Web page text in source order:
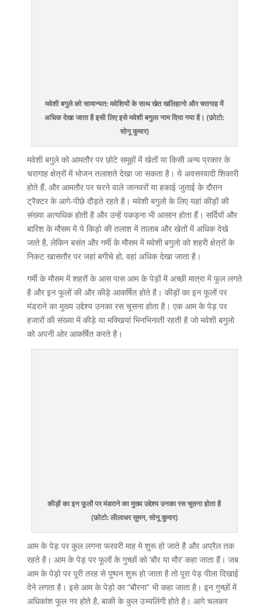
मवेशी बगुले को सामान्यत: मवेशियों के साथ खेत खलिहानो और चरागाह में
अधिक देखा जाता है इसी लिए इसे मवेशी बगुला नाम दिया गया है। (फ़ोटो:
सोनू कुमार)
मवेशी बगुले को आमतौर पर छोटे समूहों में खेतों या किसी अन्य प्रकार के
चरागाह क्षेत्रों में भोजन तलाशते देखा जा सकता है। ये अवसरवादी शिकारी
होते हैं, और आमतौर पर चरने वाले जानवरों या हकाई जुताई के दौरान
ट्रैक्टर के आगे-पीछे दौड़ते रहते है। मवेशी बगुलो के लिए यहां कीड़ों की
संख्या अत्यधिक होती है और उन्हें पकड़ना भी आसान होता हैं। सर्दियों और
बारिश के मौसम में ये किड़ो की तलाश में तालाब और खेतों में अधिक देखे
जाते है, लेकिन बसंत और गर्मी के मौसम में मवेशी बगुलो को शहरी क्षेत्रों के
निकट खासतौर पर जहां बगीचे हो, वहां अधिक देखा जाता है।
गर्मी के मौसम में शहरों के आस पास आम के पेड़ों में अच्छी मात्रा में फूल लगते
है और इन फूलों की और कीड़े आकर्षित होते है। कीड़ों का इन फूलों पर
मंडराने का मुख्य उद्देश्य उनका रस चूसना होता है। एक आम के पेड़ पर
हजारों की संख्या में कीड़े या मक्खियां भिनभिनाती रहती है जो मवेशी बगुलो
को अपनी ओर आकर्षित करते है।
कीड़ों का इन फूलों पर मंडराने का मुख्य उद्देश्य उनका रस चूसना होता है
(फ़ोटो: लीलाधर सुमन, सोनू कुमार)
आम के पेड़ पर कुल लगना फरवरी माह मे शुरू हो जाते है और अप्रैल तक
रहते है। आम के पेड़ पर फूलों के गुच्छों को ‘बौर या मौर’ कहा जाता हैं। जब
आम के पेड़ो पर पूरी तरह से पुष्पन शुरू हो जाता है तो पूरा पेड़ पीला दिखाई
देने लगता है। इसे आम के पेड़ो का “बौरना” भी कहा जाता है। इन गुच्छों में
अधिकांश फूल नर होते है, बाकी के कुल उभ्यलिंगी होते है। आगे चलकर